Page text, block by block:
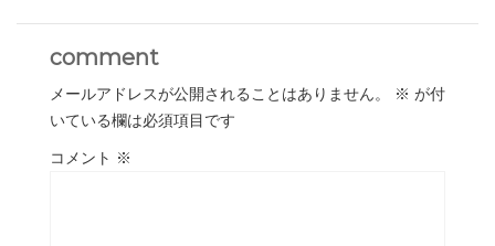
comment
メールアドレスが公開されることはありません。 ※ が付
いている欄は必須項目です
コメント ※